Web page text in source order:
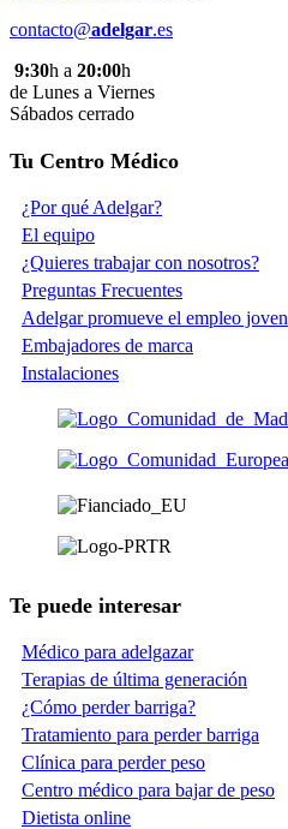
contacto@adelgar.es
9:30h a 20:00h
de Lunes a Viernes
Sábados cerrado
Tu Centro Médico
¿Por qué Adelgar?
El equipo
¿Quieres trabajar con nosotros?
Preguntas Frecuentes
Adelgar promueve el empleo joven
Embajadores de marca
Instalaciones
Te puede interesar
Médico para adelgazar
Terapias de última generación
¿Cómo perder barriga?
Tratamiento para perder barriga
Clínica para perder peso
Centro médico para bajar de peso
Dietista online